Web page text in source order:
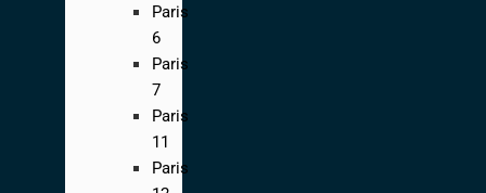
Paris
6
Paris
7
Paris
11
Paris